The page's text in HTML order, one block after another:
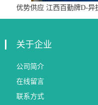
优势供应 江西百勤牌D-异
级抗氧化剂
关于企业
公司简介
在线留言
联系方式